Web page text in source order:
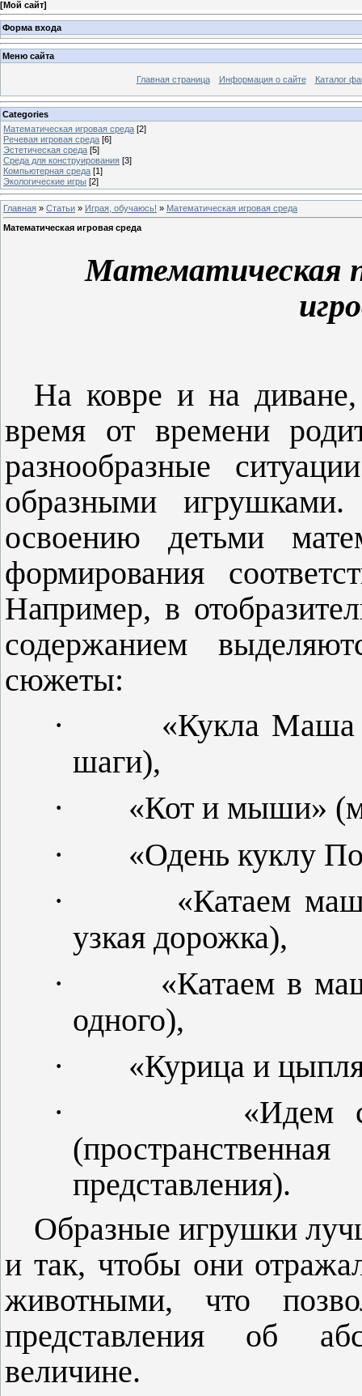
[Мой сайт]
Форма входа
Меню сайта
Главная страница Информация о сайте Каталог
Categories
Математическая игровая среда [2]
Речевая игровая среда [6]
Эстетическая среда [5]
Среда для конструирования [3]
Компьютерная среда [1]
Экологические игры [2]
Главная » Статьи » Играя, обучаюсь! » Математическая игровая среда
Математическая игровая среда
Математическая
На ковре и на диване,
время от времени
разнообразные
образными
освоению детьми
формирования
Например, в
содержанием
сюжеты:
·
«Кукла Маша
шаги),
·
«Кот и мыши»
·
«Одень куклу
·
«Катаем
узкая дорожка),
·
«Катаем в
одного),
·
«Курица и
·
«Идем
представления).
Образные игрушки
и так, чтобы они
животными, что
представления об
величине.